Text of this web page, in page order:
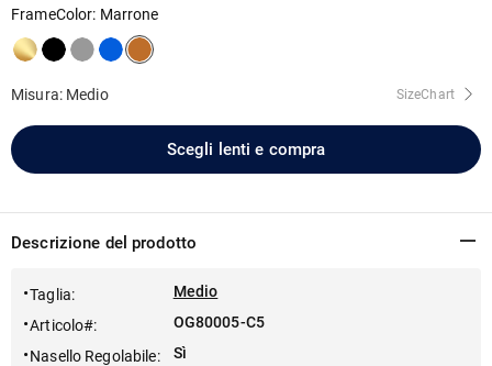
FrameColor: Marrone
Misura: Medio SizeChart
Scegli lenti e compra
Descrizione del prodotto
Taglia:
Medio
Articolo#:
OG80005-C5
Nasello Regolabile:
Sì